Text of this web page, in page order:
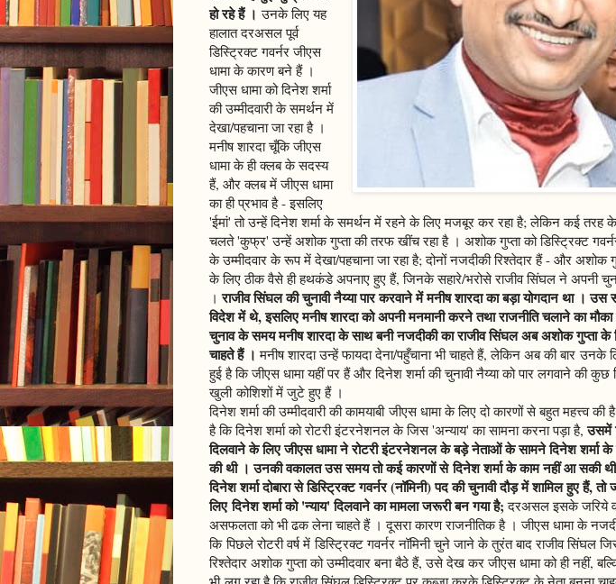
हो रहे हैं । उनके लिए यह
हालात दरअसल पूर्व
डिस्ट्रिक्ट गवर्नर जीएस
धामा के कारण बने हैं ।
जीएस धामा को दिनेश शर्मा
की उम्मीदवारी के समर्थन में
देखा/पहचाना जा रहा है ।
मनीष शारदा चूँकि जीएस
धामा के ही क्लब के सदस्य
हैं, और क्लब में जीएस धामा
का ही प्रभाव है - इसलिए
'ईमां' तो उन्हें दिनेश शर्मा के समर्थन में रहने के लिए मजबूर कर रहा है; लेकिन कई तरह के
चलते 'कुफ्र' उन्हें अशोक गुप्ता की तरफ खींच रहा है । अशोक गुप्ता को डिस्ट्रिक्ट
के उम्मीदवार के रूप में देखा/पहचाना जा रहा है; दोनों नजदीकी रिश्तेदार हैं - और अशोक
के लिए ठीक वैसे ही हथकंडे अपनाए हुए हैं, जिनके सहारे/भरोसे राजीव सिंघल ने अपनी
।राजीव सिंघल की चुनावी नैय्या पार करवाने में मनीष शारदा का बड़ा योगदान था ।
विदेश में थे, इसलिए मनीष शारदा को अपनी मनमानी करने तथा राजनीति चलाने का
चुनाव के समय मनीष शारदा के साथ बनी नजदीकी का राजीव सिंघल अब अशोक गुप्ता के
चाहते हैं । मनीष शारदा उन्हें फायदा देना/पहुँचाना भी चाहते हैं, लेकिन अब की बार उनके
हुई है कि जीएस धामा यहीं पर हैं और दिनेश शर्मा की चुनावी नैय्या को पार लगवाने की
खुली कोशिशों में जुटे हुए हैं ।
दिनेश शर्मा की उम्मीदवारी की कामयाबी जीएस धामा के लिए दो कारणों से बहुत महत्त्व
है कि दिनेश शर्मा को रोटरी इंटरनेशनल के जिस 'अन्याय' का सामना करना पड़ा है,उसमें
दिलवाने के लिए जीएस धामा ने रोटरी इंटरनेशनल के बड़े नेताओं के सामने दिनेश शर्मा के
की थी । उनकी वकालत उस समय तो कई कारणों से दिनेश शर्मा के काम नहीं आ सकी
दिनेश शर्मा दोबारा से डिस्ट्रिक्ट गवर्नर (नॉमिनी) पद की चुनावी दौड़ में शामिल हुए हैं,
लिए दिनेश शर्मा को 'न्याय' दिलवाने का मामला जरूरी बन गया है; दरअसल इसके जरिये
असफलता को भी ढक लेना चाहते हैं । दूसरा कारण राजनीतिक है । जीएस धामा के
कि पिछले रोटरी वर्ष में डिस्ट्रिक्ट गवर्नर नॉमिनी चुने जाने के तुरंत बाद राजीव सिंघल
रिश्तेदार अशोक गुप्ता को उम्मीदवार बना बैठे हैं, उसे देख कर जीएस धामा को ही नहीं,